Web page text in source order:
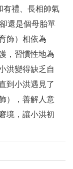
有禮、長相帥氣
還是個母胎單
飾）相依為
，習慣性地為
洪變得缺乏自
到小洪遇見了
），善解人意
境，讓小洪初